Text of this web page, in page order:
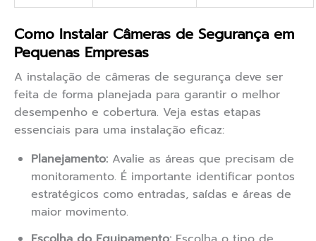
Como Instalar Câmeras de Segurança em
Pequenas Empresas
A instalação de câmeras de segurança deve ser
feita de forma planejada para garantir o melhor
desempenho e cobertura. Veja estas etapas
essenciais para uma instalação eficaz:
Planejamento: Avalie as áreas que precisam de
monitoramento. É importante identificar pontos
estratégicos como entradas, saídas e áreas de
maior movimento.